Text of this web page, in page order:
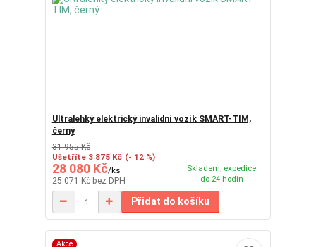
Ultralehký elektrický invalidní vozík SMART-TIM,
černý
31 955 Kč
Ušetříte 3 875 Kč (- 12 %)
28 080 Kč/ks
25 071 Kč bez DPH
Skladem, expedice
do 24 hodin
Přidat do košíku
Akce